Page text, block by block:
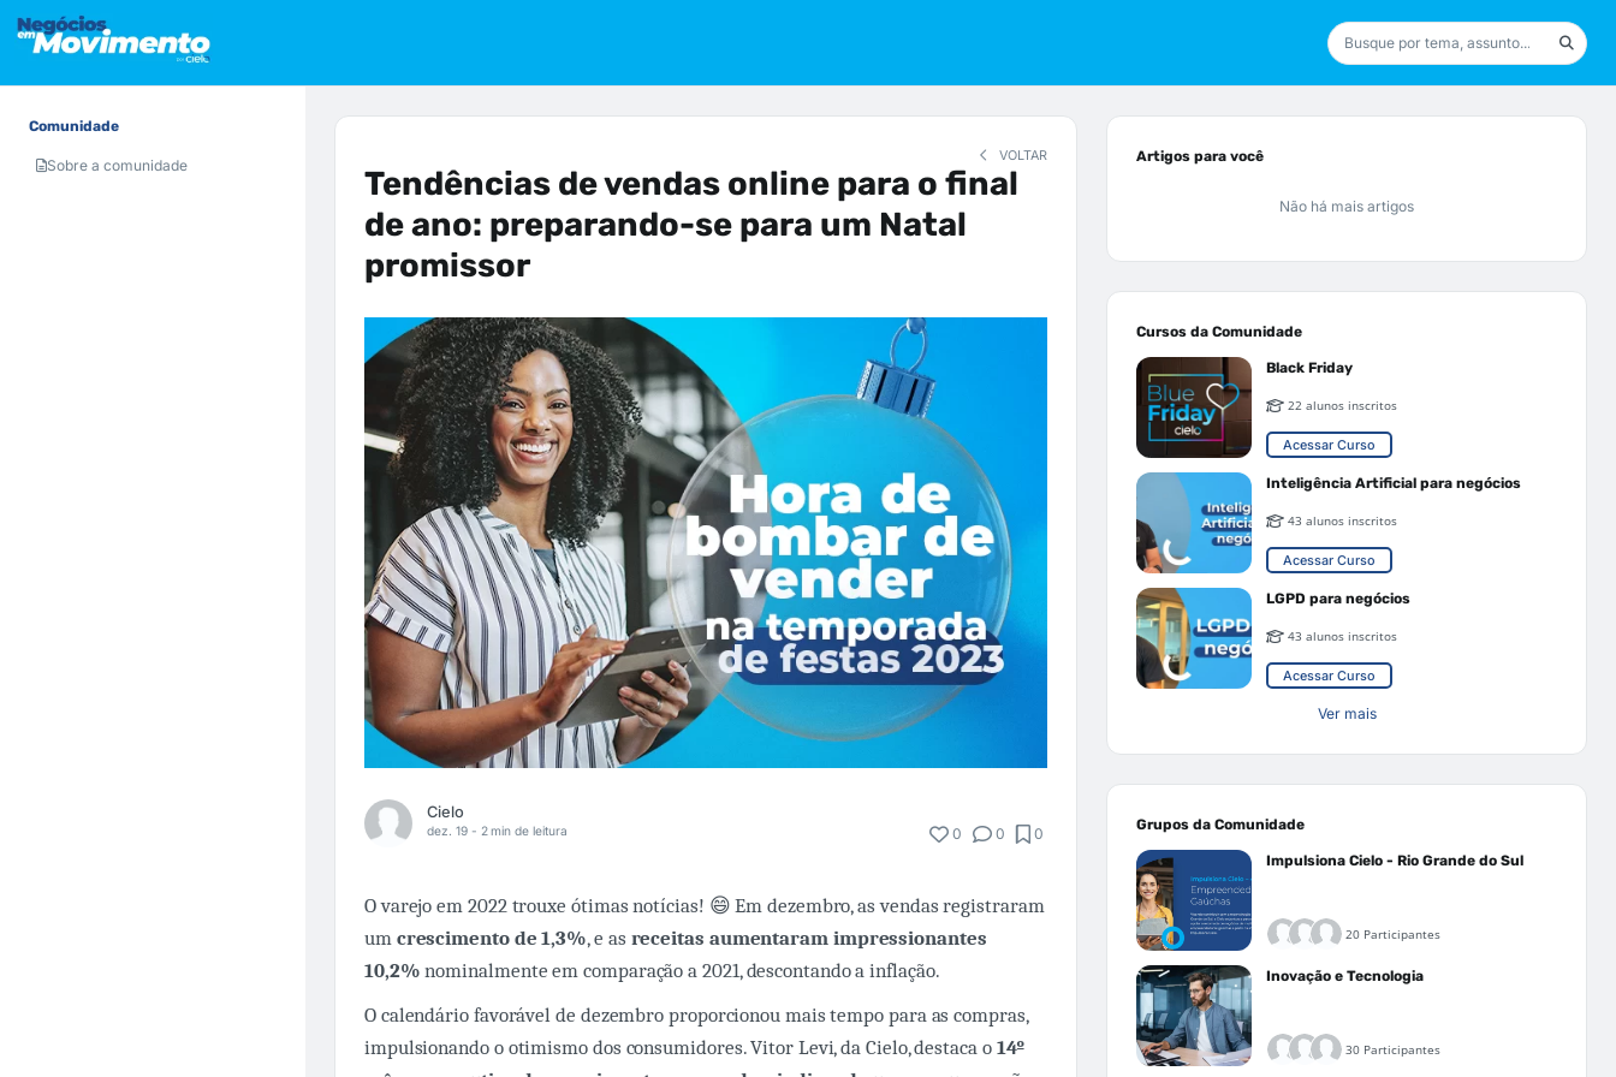
Comunidade
Sobre a comunidade
VOLTAR
Tendências de vendas online para o final
de ano: preparando-se para um Natal
promissor
Cielo
dez. 19 - 2 min de leitura 0 0 0
O varejo em 2022 trouxe ótimas notícias! 😄 Em dezembro, as vendas registraram
um crescimento de 1,3%, e as receitas aumentaram impressionantes
10,2% nominalmente em comparação a 2021, descontando a inflação.
O calendário favorável de dezembro proporcionou mais tempo para as compras,
impulsionando o otimismo dos consumidores. Vitor Levi, da Cielo, destaca o 14º
Artigos para você
Não há mais artigos
Cursos da Comunidade
Black Friday
22 alunos inscritos
Acessar Curso
Inteligência Artificial para negócios
43 alunos inscritos
Acessar Curso
LGPD para negócios
43 alunos inscritos
Acessar Curso
Ver mais
Grupos da Comunidade
Impulsiona Cielo - Rio Grande do Sul
20 Participantes
Inovação e Tecnologia
30 Participantes